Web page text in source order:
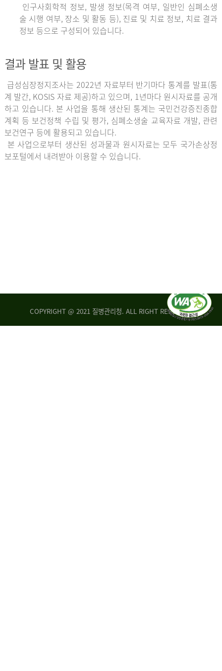
인구사회학적 정보, 발생 정보(목격 여부, 일반인 심폐소생
술 시행 여부, 장소 및 활동 등), 진료 및 치료 정보, 치료 결과
정보 등으로 구성되어 있습니다.
결과 발표 및 활용
급성심장정지조사는 2022년 자료부터 반기마다 통계를 발표(통
계 발간, KOSIS 자료 제공)하고 있으며, 1년마다 원시자료를 공개
하고 있습니다. 본 사업을 통해 생산된 통계는 국민건강증진종합
계획 등 보건정책 수립 및 평가, 심폐소생술 교육자료 개발, 관련
보건연구 등에 활용되고 있습니다.
본 사업으로부터 생산된 성과물과 원시자료는 모두 국가손상정
보포털에서 내려받아 이용할 수 있습니다.
COPYRIGHT @ 2021 질병관리청. ALL RIGHT RESERVED